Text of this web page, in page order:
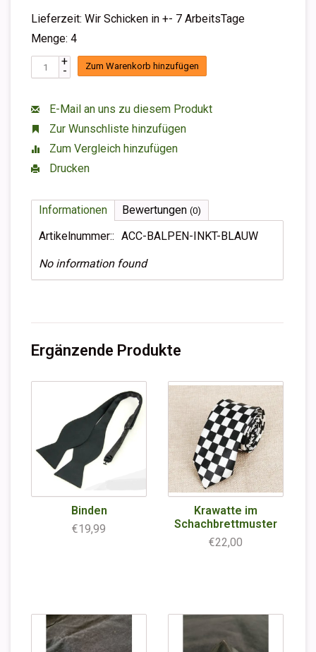
Lieferzeit: Wir Schicken in +- 7 ArbeitsTage
Menge: 4
+
- Zum Warenkorb hinzufügen
E-Mail an uns zu diesem Produkt
Zur Wunschliste hinzufügen
Zum Vergleich hinzufügen
Drucken
Informationen Bewertungen (0)
Artikelnummer:: ACC-BALPEN-INKT-BLAUW
No information found
Ergänzende Produkte
Binden
€19,99
Krawatte im
Schachbrettmuster
€22,00